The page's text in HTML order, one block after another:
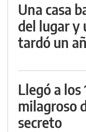
Una casa
del lugar y
tardó un
Llegó a los
milagroso
secreto